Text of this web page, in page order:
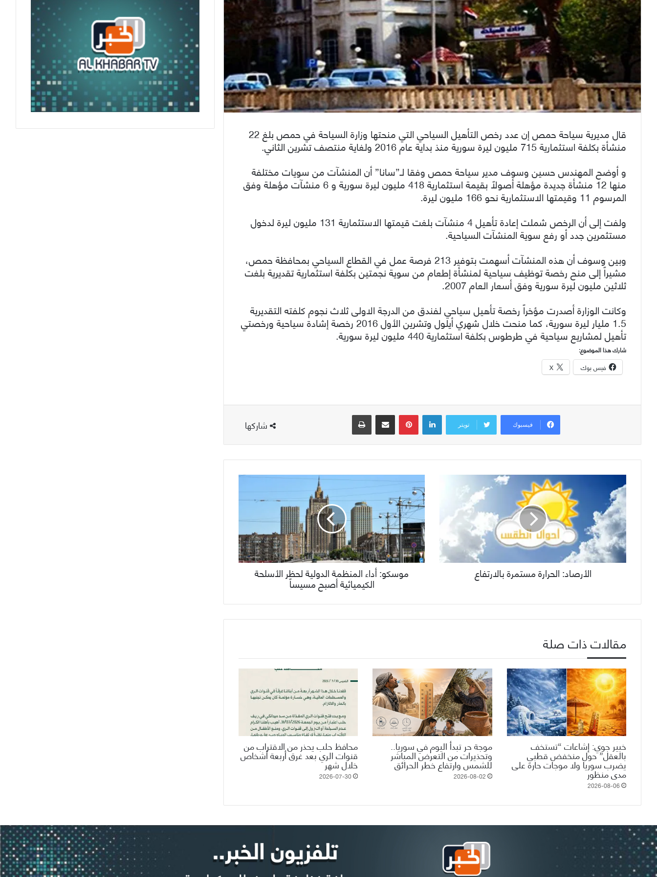
قال مديرية سياحة حمص إن عدد رخص التأهيل السياحي التي منحتها وزارة السياحة في حمص بلغ 22
منشأة بكلفة استثمارية 715 مليون ليرة سورية منذ بداية عام 2016 ولغاية منتصف تشرين الثاني.
و أوضح المهندس حسين وسوف مدير سياحة حمص وفقا لـ”سانا” أن المنشآت من سويات مختلفة
منها 12 منشأة جديدة مؤهلة أصولاً بقيمة استثمارية 418 مليون ليرة سورية و 6 منشآت مؤهلة وفق
المرسوم 11 وقيمتها الاستثمارية نحو 166 مليون ليرة.
ولفت إلى أن الرخص شملت إعادة تأهيل 4 منشآت بلغت قيمتها الاستثمارية 131 مليون ليرة لدخول
مستثمرين جدد أو رفع سوية المنشآت السياحية.
وبين وسوف أن هذه المنشآت أسهمت بتوفير 213 فرصة عمل في القطاع السياحي بمحافظة حمص،
مشيراً إلى منح رخصة توظيف سياحية لمنشأة إطعام من سوية نجمتين بكلفة استثمارية تقديرية بلغت
ثلاثين مليون ليرة سورية وفق أسعار العام 2007.
وكانت الوزارة أصدرت مؤخراً رخصة تأهيل سياحي لفندق من الدرجة الاولى ثلاث نجوم كلفته التقديرية
1.5 مليار ليرة سورية، كما منحت خلال شهري أيلول وتشرين الأول 2016 رخصة إشادة سياحية ورخصتي
تأهيل لمشاريع سياحية في طرطوس بكلفة استثمارية 440 مليون ليرة سورية.
شارك هذا الموضوع:
فيس بوك X
شاركها فيسبوك تويتر
لينكدإن بينتيريست مشاركة عبر البريد طباعة
الأرصاد: الحرارة مستمرة بالارتفاع موسكو: أداء المنظمة الدولية لحظر الأسلحة
الكيميائية أصبح مسيساً
مقالات ذات صلة
خبير جوي: إشاعات “تستخف
بالعقل” حول منخفض قطبي
يضرب سوريا ولا موجات حارة على
مدى منظور
2026-08-06
موجة حر تبدأ اليوم في سوريا..
وتحذيرات من التعرض المباشر
للشمس وارتفاع خطر الحرائق
2026-08-02
محافظ حلب يحذر من الاقتراب من
قنوات الري بعد غرق أربعة أشخاص
خلال شهر
2026-07-30